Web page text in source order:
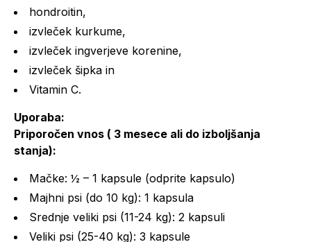
hondroitin,
izvleček kurkume,
izvleček ingverjeve korenine,
izvleček šipka in
Vitamin C.
Uporaba:
Priporočen vnos ( 3 mesece ali do izboljšanja
stanja):
Mačke: ½ – 1 kapsule (odprite kapsulo)
Majhni psi (do 10 kg): 1 kapsula
Srednje veliki psi (11-24 kg): 2 kapsuli
Veliki psi (25-40 kg): 3 kapsule